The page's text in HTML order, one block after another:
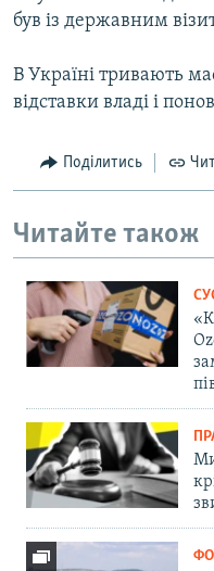
був із державним
В Україні тривають
відставки владі і
Поділитись
Читайте також